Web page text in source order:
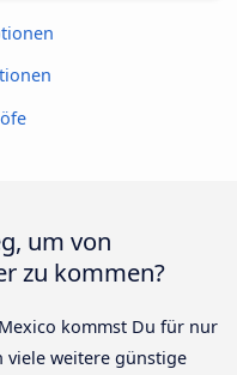
um von
zu kommen?
kommst Du für nur
viele weitere günstige